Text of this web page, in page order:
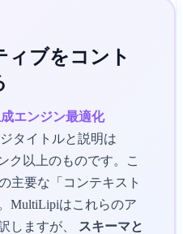
ィブをコント
エンジン最適化
ジタイトルと説明は
ク以上のものです。こ
主要な「コンテキスト
MultiLipiはこれらのア
しますが、
スキーマと